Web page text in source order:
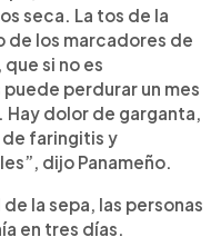
seca. La tos de la
de los marcadores de
si no es
perdurar un mes
Hay dolor de garganta,
faringitis y
dijo Panameño.
la sepa, las personas
en tres días.